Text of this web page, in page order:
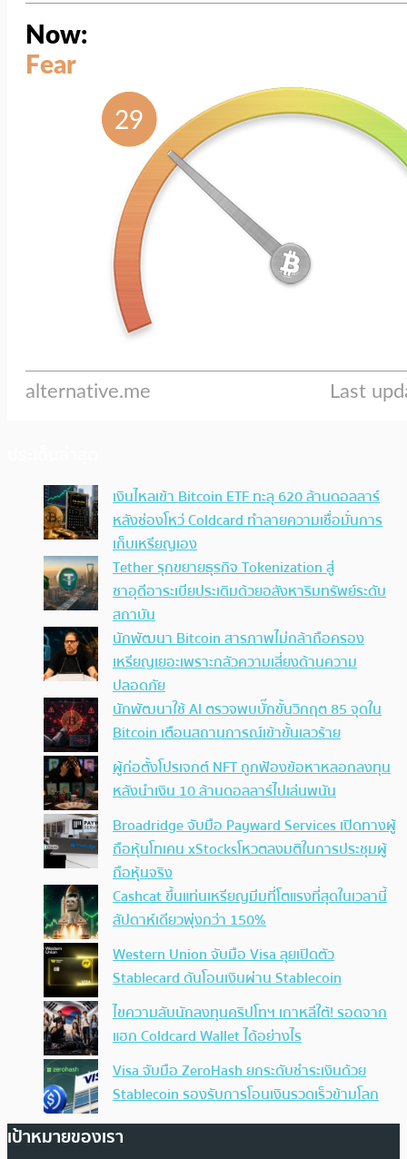
เงินไหลเข้า Bitcoin ETF ทะลุ 620 ล้านดอลลาร์
หลังช่องโหว่ Coldcard ทำลายความเชื่อมั่นการ
เก็บเหรียญเอง
Tether รุกขยายธุรกิจ Tokenization สู่
ซาอุดีอาระเบียประเดิมด้วยอสังหาริมทรัพย์ระดับ
สถาบัน
นักพัฒนา Bitcoin สารภาพไม่กล้าถือครอง
เหรียญเยอะเพราะกลัวความเสี่ยงด้านความ
ปลอดภัย
นักพัฒนาใช้ AI ตรวจพบบั๊กขั้นวิกฤต 85 จุดใน
Bitcoin เตือนสถานการณ์เข้าขั้นเลวร้าย
ผู้ก่อตั้งโปรเจกต์ NFT ถูกฟ้องข้อหาหลอกลงทุน
หลังนำเงิน 10 ล้านดอลลาร์ไปเล่นพนัน
Broadridge จับมือ Payward Services เปิดทางผู้
ถือหุ้นโทเคน xStocksโหวตลงมติในการประชุมผู้
ถือหุ้นจริง
Cashcat ขึ้นแท่นเหรียญมีมที่โตแรงที่สุดในเวลานี้
สัปดาห์เดียวพุ่งกว่า 150%
Western Union จับมือ Visa ลุยเปิดตัว
Stablecard ดันโอนเงินผ่าน Stablecoin
ไขความลับนักลงทุนคริปโทฯ เกาหลีใต้! รอดจาก
แฮก Coldcard Wallet ได้อย่างไร
Visa จับมือ ZeroHash ยกระดับชำระเงินด้วย
Stablecoin รองรับการโอนเงินรวดเร็วข้ามโลก
เป้าหมายของเรา